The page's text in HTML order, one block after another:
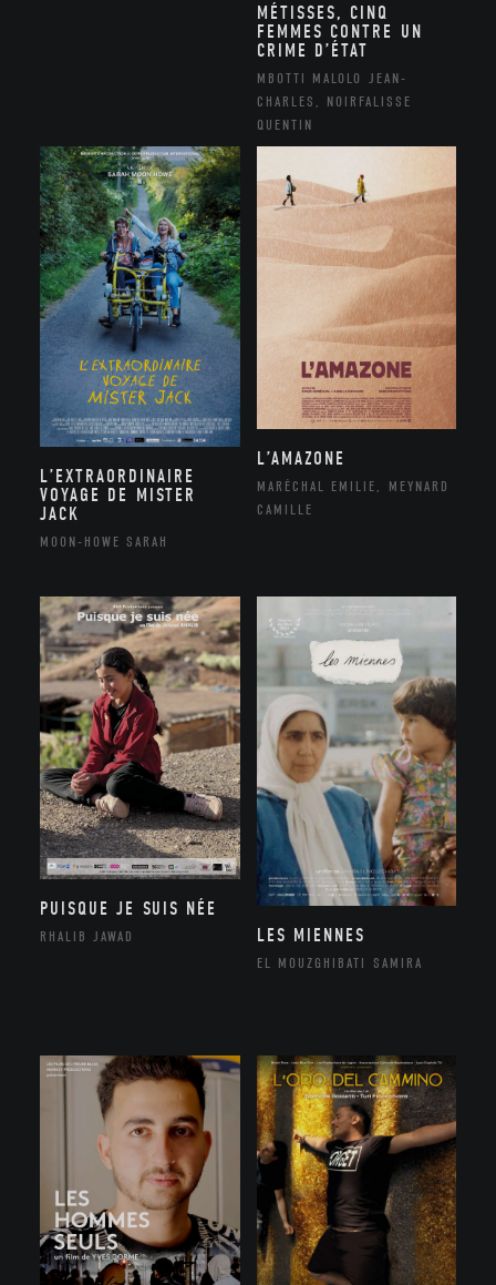
MÉTISSES, CINQ
FEMMES CONTRE UN
CRIME D’ÉTAT
MBOTTI MALOLO JEAN-
CHARLES, NOIRFALISSE
QUENTIN
L’EXTRAORDINAIRE
VOYAGE DE MISTER
JACK
MOON-HOWE SARAH
L’AMAZONE
MARÉCHAL EMILIE, MEYNARD
CAMILLE
PUISQUE JE SUIS NÉE
RHALIB JAWAD LES MIENNES
EL MOUZGHIBATI SAMIRA